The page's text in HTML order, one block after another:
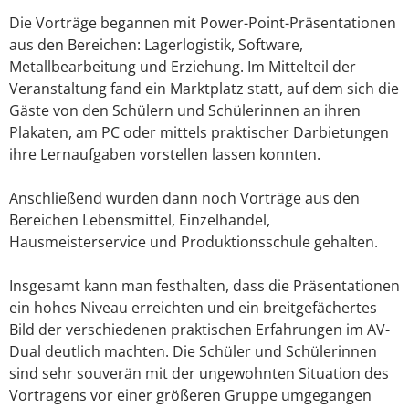
Die Vorträge begannen mit Power-Point-Präsentationen
aus den Bereichen: Lagerlogistik, Software,
Metallbearbeitung und Erziehung. Im Mittelteil der
Veranstaltung fand ein Marktplatz statt, auf dem sich die
Gäste von den Schülern und Schülerinnen an ihren
Plakaten, am PC oder mittels praktischer Darbietungen
ihre Lernaufgaben vorstellen lassen konnten.
Anschließend wurden dann noch Vorträge aus den
Bereichen Lebensmittel, Einzelhandel,
Hausmeisterservice und Produktionsschule gehalten.
Insgesamt kann man festhalten, dass die Präsentationen
ein hohes Niveau erreichten und ein breitgefächertes
Bild der verschiedenen praktischen Erfahrungen im AV-
Dual deutlich machten. Die Schüler und Schülerinnen
sind sehr souverän mit der ungewohnten Situation des
Vortragens vor einer größeren Gruppe umgegangen